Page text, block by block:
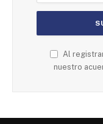
Al
nuestro